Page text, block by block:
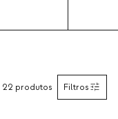
Filtros
22 produtos